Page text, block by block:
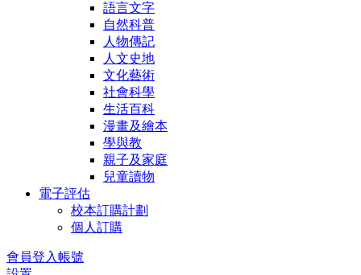
語言文字
自然科普
人物傳記
人文史地
文化藝術
社會科學
生活百科
漫畫及繪本
學與教
親子及家庭
兒童讀物
電子評估
校本訂購計劃
個人訂購
會員登入帳號